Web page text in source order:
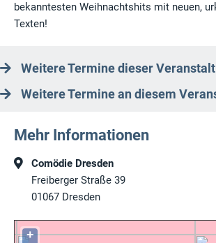
bekanntesten Weihnachtshits mit neuen,
Texten!
Weitere Termine dieser
Weitere Termine an diesem
Mehr Informationen
Comödie Dresden
Freiberger Straße 39
01067 Dresden
+